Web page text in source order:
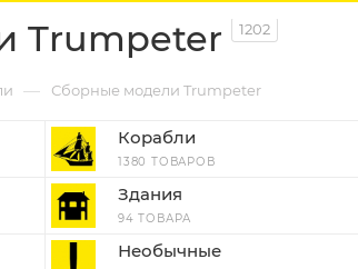
Trumpeter 1202
— Сборные модели Trumpeter
Корабли
1380 ТОВАРОВ
Здания
94 ТОВАРА
Необычные